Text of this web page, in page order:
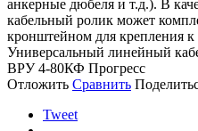
анкерные дюбеля и т.д.). В
кабельный ролик может
кронштейном для крепления
Универсальный линейный
ВРУ 4-80КФ Прогресс
Отложить Сравнить
Tweet